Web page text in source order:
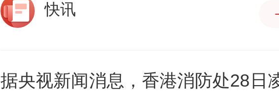
快讯
据央视新闻消息，香港消防处28日